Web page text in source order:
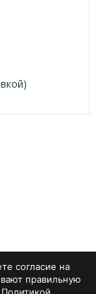
согласие на
правильную